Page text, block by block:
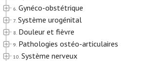
6. Gynéco-obstétrique
7. Système urogénital
8. Douleur et fièvre
9. Pathologies ostéo-articulaires
10. Système nerveux